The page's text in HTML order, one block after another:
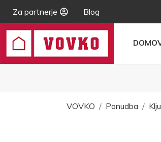
Za partnerje Blog
VOVKO Ponudba